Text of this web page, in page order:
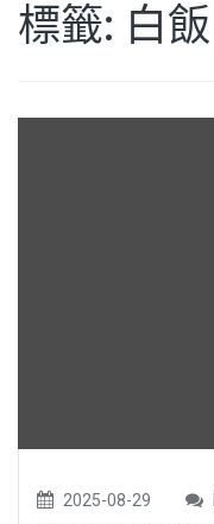
標籤: 白飯
2025-08-29